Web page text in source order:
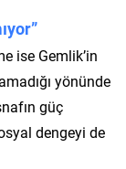
ise Gemlik’in
yönünde
güç
dengeyi de